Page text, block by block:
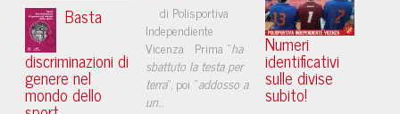
Basta
discriminazioni di
genere nel
mondo dello
di Polisportiva
Independiente
Vicenza Prima “ha
sbattuto la testa per
terra”, poi “addosso a
un...
Numeri
identificativi
sulle divise
subito!